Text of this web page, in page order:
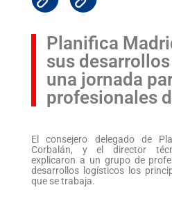
Planifica
sus
una jornada
profesionales
El consejero delegado de
Corbalán, y el director
explicaron a un grupo de
desarrollos logísticos los
que se trabaja.